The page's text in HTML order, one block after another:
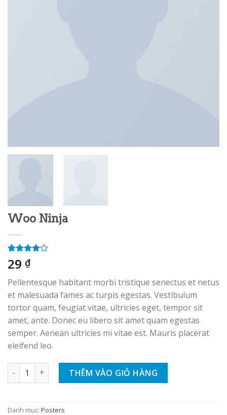
Woo Ninja
4.00 trên
5 dựa
1
giá
29 ₫
Pellentesque habitant morbi tristique senectus et netus
et malesuada fames ac turpis egestas. Vestibulum
tortor quam, feugiat vitae, ultricies eget, tempor sit
amet, ante. Donec eu libero sit amet quam egestas
semper. Aenean ultricies mi vitae est. Mauris placerat
eleifend leo.
Woo Ninja số lượngTHÊM VÀO GIỎ HÀNG
Danh mục: Posters